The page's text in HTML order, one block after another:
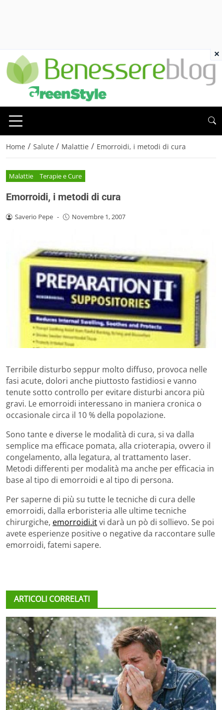
Home / Salute / Malattie / Emorroidi, i metodi di cura
Malattie Terapie e Cure
Emorroidi, i metodi di cura
Saverio Pepe - Novembre 1, 2007
Terribile disturbo seppur molto diffuso, provoca nelle
fasi acute, dolori anche piuttosto fastidiosi e vanno
tenute sotto controllo per evitare disturbi ancora più
gravi. Le emorroidi interessano in maniera cronica o
occasionale circa il 10 % della popolazione.
Sono tante e diverse le modalità di cura, si va dalla
semplice ma efficace pomata, alla crioterapia, ovvero il
congelamento, alla legatura, al trattamento laser.
Metodi differenti per modalità ma anche per efficacia in
base al tipo di emorroidi e al tipo di persona.
Per saperne di più su tutte le tecniche di cura delle
emorroidi, dalla erboristeria alle ultime tecniche
chirurgiche, emorroidi.itvi darà un pò di sollievo. Se poi
avete esperienze positive o negative da raccontare sulle
emorroidi, fatemi sapere.
ARTICOLI CORRELATI
×